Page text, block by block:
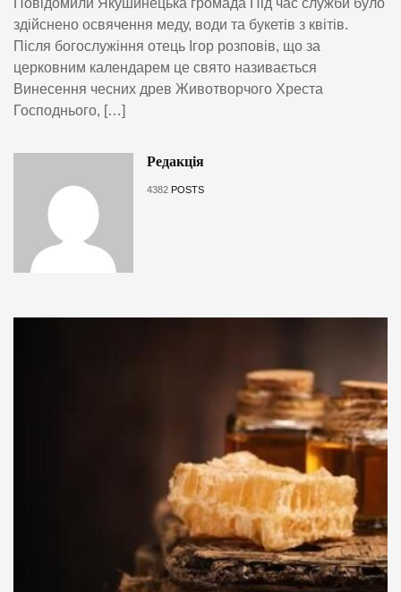
Повідомили Якушинецька громада Під час служби було
здійснено освячення меду, води та букетів з квітів.
Після богослужіння отець Ігор розповів, що за
церковним календарем це свято називається
Винесення чесних древ Животворчого Хреста
Господнього, […]
Редакція
4382 POSTS